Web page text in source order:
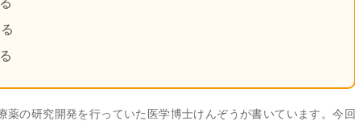
の研究開発を行っていた医学博士けんぞうが書いています。今回